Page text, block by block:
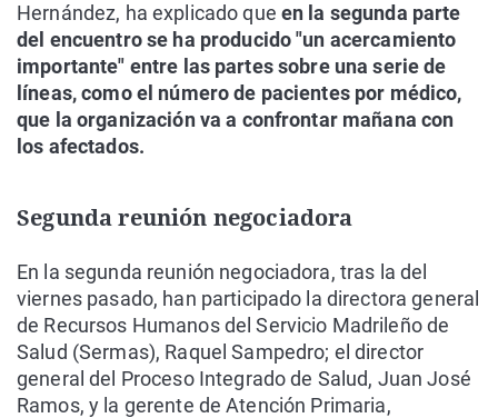
Hernández, ha explicado que en la segunda parte
del encuentro se ha producido "un acercamiento
importante" entre las partes sobre una serie de
líneas,como el número de pacientes por médico,
que la organización va a confrontar mañana con
los afectados.
Segunda reunión negociadora
En la segunda reunión negociadora, tras la del
viernes pasado, han participado la directora general
de Recursos Humanos del Servicio Madrileño de
Salud (Sermas), Raquel Sampedro; el director
general del Proceso Integrado de Salud, Juan José
Ramos, y la gerente de Atención Primaria,